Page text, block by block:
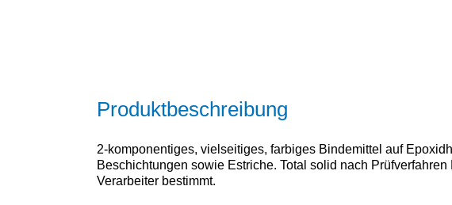
Produktbeschreibung
2-komponentiges, vielseitiges, farbiges Bindemittel auf
Beschichtungen sowie Estriche. Total solid nach
Verarbeiter bestimmt.